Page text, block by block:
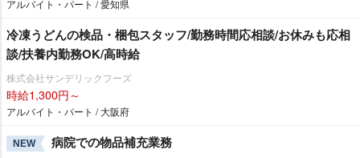
アルバイト・パート / 愛知県
冷凍うどんの検品・梱包スタッフ/勤務時間応相談/お休みも応相
談/扶養内勤務OK/高時給
株式会社サンデリックフーズ
時給1,300円～
アルバイト・パート / 大阪府
NEW 病院での物品補充業務